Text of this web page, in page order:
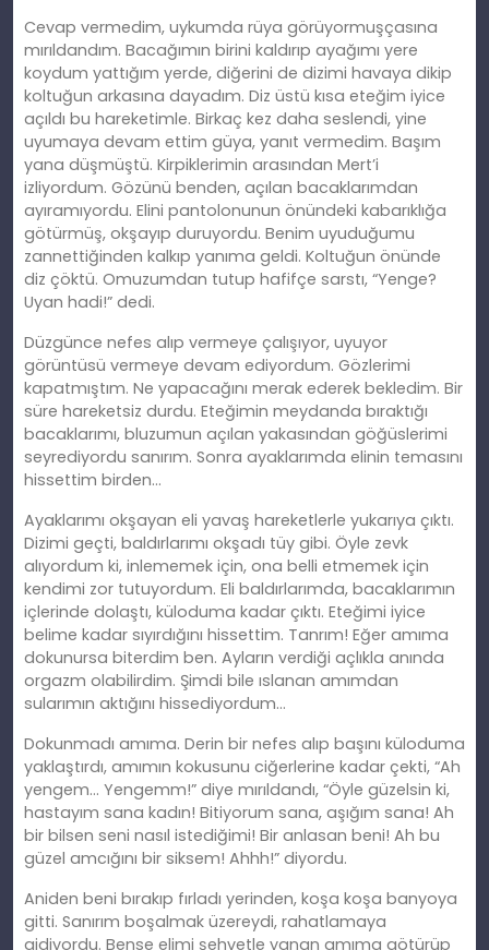
Cevap vermedim, uykumda rüya görüyormuşçasına
mırıldandım. Bacağımın birini kaldırıp ayağımı yere
koydum yattığım yerde, diğerini de dizimi havaya dikip
koltuğun arkasına dayadım. Diz üstü kısa eteğim iyice
açıldı bu hareketimle. Birkaç kez daha seslendi, yine
uyumaya devam ettim güya, yanıt vermedim. Başım
yana düşmüştü. Kirpiklerimin arasından Mert’i
izliyordum. Gözünü benden, açılan bacaklarımdan
ayıramıyordu. Elini pantolonunun önündeki kabarıklığa
götürmüş, okşayıp duruyordu. Benim uyuduğumu
zannettiğinden kalkıp yanıma geldi. Koltuğun önünde
diz çöktü. Omuzumdan tutup hafifçe sarstı, “Yenge?
Uyan hadi!” dedi.
Düzgünce nefes alıp vermeye çalışıyor, uyuyor
görüntüsü vermeye devam ediyordum. Gözlerimi
kapatmıştım. Ne yapacağını merak ederek bekledim. Bir
süre hareketsiz durdu. Eteğimin meydanda bıraktığı
bacaklarımı, bluzumun açılan yakasından göğüslerimi
seyrediyordu sanırım. Sonra ayaklarımda elinin temasını
hissettim birden…
Ayaklarımı okşayan eli yavaş hareketlerle yukarıya çıktı.
Dizimi geçti, baldırlarımı okşadı tüy gibi. Öyle zevk
alıyordum ki, inlememek için, ona belli etmemek için
kendimi zor tutuyordum. Eli baldırlarımda, bacaklarımın
içlerinde dolaştı, küloduma kadar çıktı. Eteğimi iyice
belime kadar sıyırdığını hissettim. Tanrım! Eğer amıma
dokunursa biterdim ben. Ayların verdiği açlıkla anında
orgazm olabilirdim. Şimdi bile ıslanan amımdan
sularımın aktığını hissediyordum…
Dokunmadı amıma. Derin bir nefes alıp başını küloduma
yaklaştırdı, amımın kokusunu ciğerlerine kadar çekti, “Ah
yengem… Yengemm!” diye mırıldandı, “Öyle güzelsin ki,
hastayım sana kadın! Bitiyorum sana, aşığım sana! Ah
bir bilsen seni nasıl istediğimi! Bir anlasan beni! Ah bu
güzel amcığını bir siksem! Ahhh!” diyordu.
Aniden beni bırakıp fırladı yerinden, koşa koşa banyoya
gitti. Sanırım boşalmak üzereydi, rahatlamaya
gidiyordu. Bense elimi şehvetle yanan amıma götürüp